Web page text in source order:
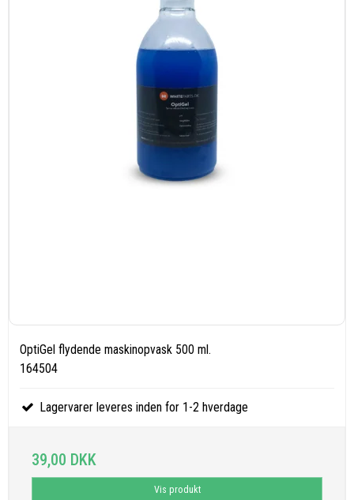
OptiGel flydende maskinopvask 500 ml.
164504
Lagervarer leveres inden for 1-2 hverdage
39,00 DKK
Vis produkt